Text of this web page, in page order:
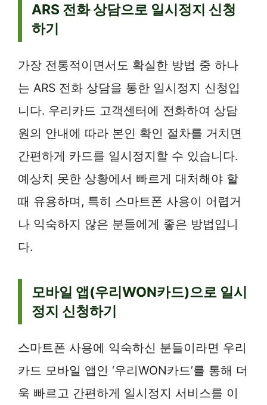
ARS 전화 상담으로 일시정지 신청
하기
가장 전통적이면서도 확실한 방법 중 하나
는 ARS 전화 상담을 통한 일시정지 신청입
니다. 우리카드 고객센터에 전화하여 상담
원의 안내에 따라 본인 확인 절차를 거치면
간편하게 카드를 일시정지할 수 있습니다.
예상치 못한 상황에서 빠르게 대처해야 할
때 유용하며, 특히 스마트폰 사용이 어렵거
나 익숙하지 않은 분들에게 좋은 방법입니
다.
모바일 앱(우리WON카드)으로 일시
정지 신청하기
스마트폰 사용에 익숙하신 분들이라면 우리
카드 모바일 앱인 ‘우리WON카드’를 통해 더
욱 빠르고 간편하게 일시정지 서비스를 이